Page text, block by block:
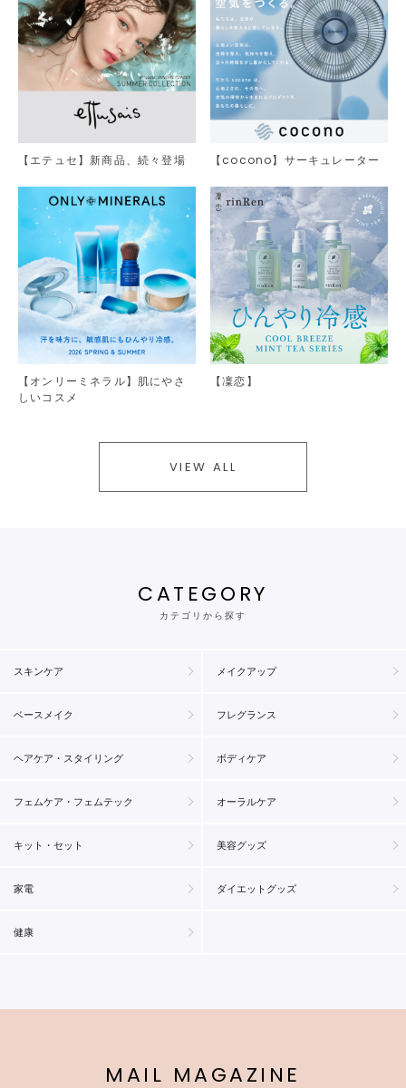
【エテュセ】新商品、続々登場 【cocono】サーキュレーター
【オンリーミネラル】肌にやさ
しいコスメ
【凜恋】
VIEW ALL
CATEGORY
カテゴリから探す
スキンケア メイクアップ
ベースメイク フレグランス
ヘアケア・スタイリング ボディケア
フェムケア・フェムテック オーラルケア
キット・セット 美容グッズ
家電 ダイエットグッズ
健康
MAIL MAGAZINE